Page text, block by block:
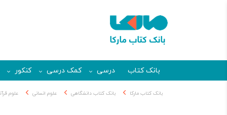
بانک کتاب درسی کمک درسی کنکور
بانک کتاب مارکا بانک کتاب دانشگاهی علوم انسانی علوم